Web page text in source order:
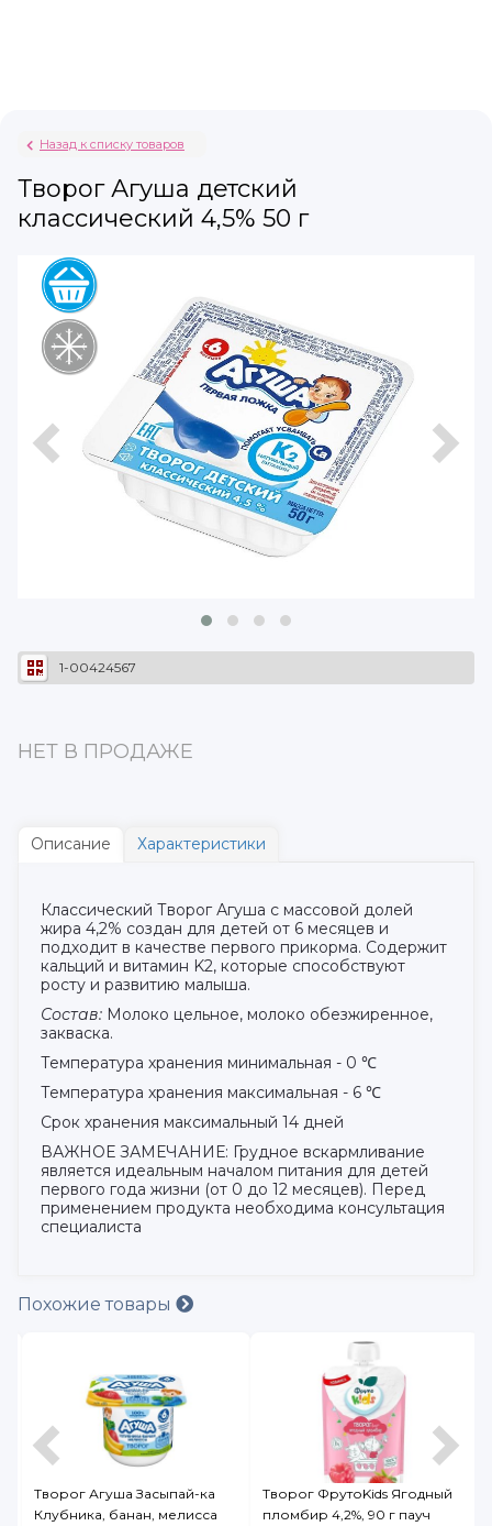
Назад к списку товаров
Творог Агуша детский
классический 4,5% 50 г
1-00424567
НЕТ В ПРОДАЖЕ
Описание Характеристики
Классический Творог Агуша с массовой долей
жира 4,2% создан для детей от 6 месяцев и
подходит в качестве первого прикорма. Содержит
кальций и витамин K2, которые способствуют
росту и развитию малыша.
Состав: Молоко цельное, молоко обезжиренное,
закваска.
Температура хранения минимальная - 0 ℃
Температура хранения максимальная - 6 ℃
Срок хранения максимальный 14 дней
ВАЖНОЕ ЗАМЕЧАНИЕ: Грудное вскармливание
является идеальным началом питания для детей
первого года жизни (от 0 до 12 месяцев). Перед
применением продукта необходима консультация
специалиста
Похожие товары
Творог Агуша Засыпай-ка
Клубника, банан, мелисса
Творог ФрутоKids Ягодный
пломбир 4,2%, 90 г пауч